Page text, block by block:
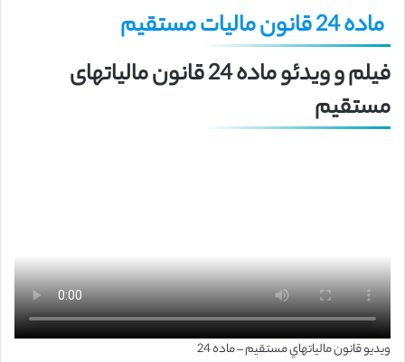
ماده 24 قانون مالیات مستقیم
فیلم و ویدئو ماده 24 قانون مالیاتهای
مستقیم
ویدیو قانون مالياتهاي مستقيم – ماده 24